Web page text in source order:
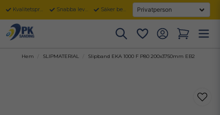
Kvalitetsprodukter Snabba leveranser Säker betalning
Hem SLIPMATERIAL Slipband EKA 1000 F P80 200x3750mm EB2